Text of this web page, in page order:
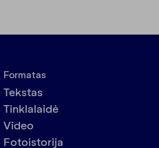
Formatas
Tekstas
Tinklalaidė
Video
Fotoistorija